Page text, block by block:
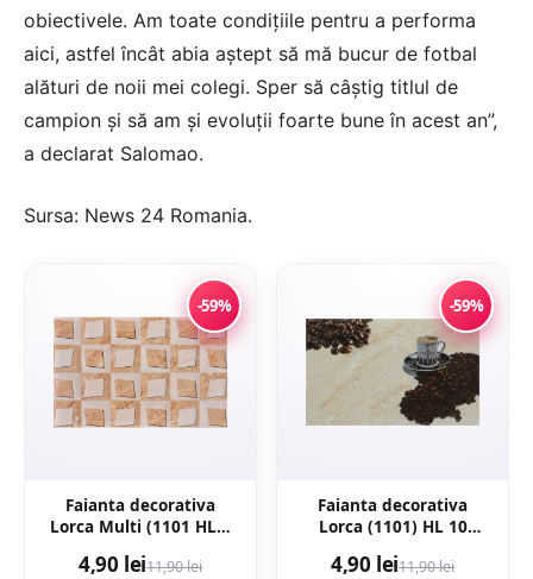
obiectivele. Am toate condiţiile pentru a performa
aici, astfel încât abia aştept să mă bucur de fotbal
alături de noii mei colegi. Sper să câştig titlul de
campion şi să am şi evoluţii foarte bune în acest an”,
a declarat Salomao.
Sursa: News 24 Romania.
-59%
Faianta decorativa
Lorca Multi (1101 HL1)
4,90 lei11,90 lei
-59%
Faianta decorativa
Lorca (1101) HL 10
4,90 lei11,90 lei